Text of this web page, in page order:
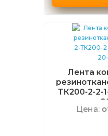
Лента
ТК200-2-2-
Цена: